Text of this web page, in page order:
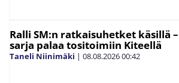
Ralli SM:n ratkaisuhetket käsillä –
sarja palaa tositoimiin Kiteellä
Taneli Niinimäki | 08.08.202600:42